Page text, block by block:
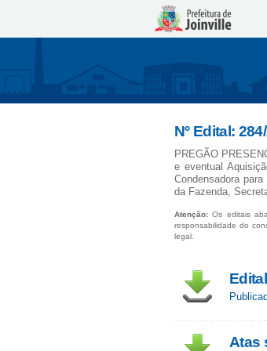
Nº Edital:
PREGÃO
e eventual
Condensadora
da Fazenda,
Atenção: Os editais
responsabilidade do
legal.
Atas